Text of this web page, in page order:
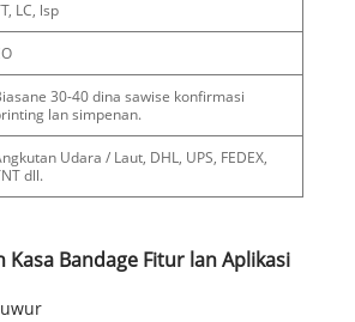
LC, lsp
30-40 dina sawise konfirmasi
lan simpenan.
Udara / Laut, DHL, UPS, FEDEX,
dll.
Kasa Bandage Fitur lan Aplikasi